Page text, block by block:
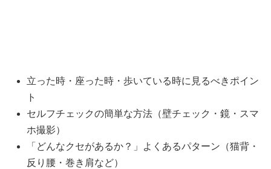
立った時・座った時・歩いている時に見るべきポイン
ト
セルフチェックの簡単な方法（壁チェック・鏡・スマ
ホ撮影）
「どんなクセがあるか？」よくあるパターン（猫背・
反り腰・巻き肩など）